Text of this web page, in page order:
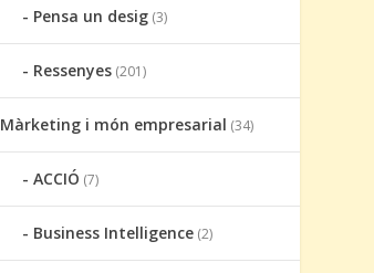
Pensa un desig (3)
Ressenyes (201)
Màrketing i món empresarial (34)
ACCIÓ (7)
Business Intelligence (2)